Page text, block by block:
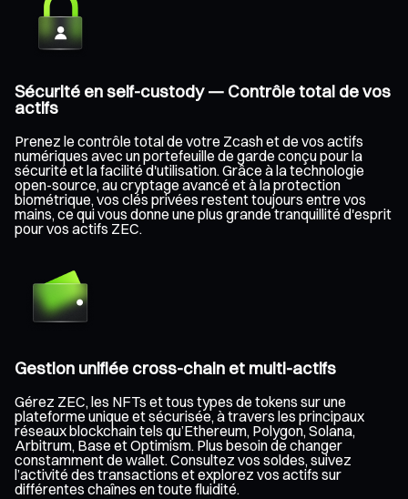
Sécurité en self-custody — Contrôle total de vos
actifs
Prenez le contrôle total de votre Zcash et de vos actifs
numériques avec un portefeuille de garde conçu pour la
sécurité et la facilité d'utilisation. Grâce à la technologie
open-source, au cryptage avancé et à la protection
biométrique, vos clés privées restent toujours entre vos
mains, ce qui vous donne une plus grande tranquillité d'esprit
pour vos actifs ZEC.
Gestion unifiée cross-chain et multi-actifs
Gérez ZEC, les NFTs et tous types de tokens sur une
plateforme unique et sécurisée, à travers les principaux
réseaux blockchain tels qu’Ethereum, Polygon, Solana,
Arbitrum, Base et Optimism. Plus besoin de changer
constamment de wallet. Consultez vos soldes, suivez
l’activité des transactions et explorez vos actifs sur
différentes chaînes en toute fluidité.